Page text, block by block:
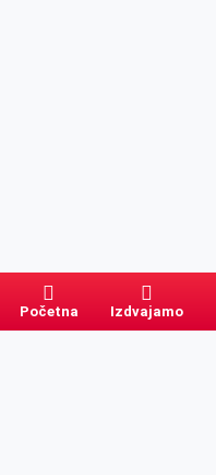
Početna Izdvajamo